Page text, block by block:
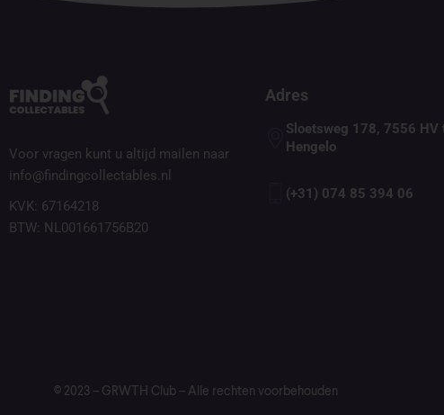
Voor vragen kunt u altijd mailen naar
info@findingcollectables.nl
KVK: 67164218
BTW: NL001661756B20
Adres
Sloetsweg 178, 7556 HV
Hengelo
(+31) 074 85 394 06
© 2023 – GRWTH Club – Alle rechten voorbehouden